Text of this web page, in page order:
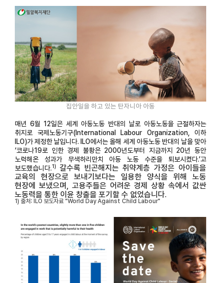
집안일을 하고 있는 탄자니아 아동
매년 6월 12일은 세계 아동노동 반대의 날로 아동노동을 근절하자는
취지로 국제노동기구(International Labour Organization, 이하
ILO)가 제정한 날입니다. ILO에서는 올해 세계 아동노동 반대의 날을 맞아
‘코로나19로 인한 경제 불황은 2000년도부터 지금까지 20년 동안
노력해온 성과가 무색하리만치 아동 노동 수준을 퇴보시켰다.’고
보도했습니다.1)
갈수록 빈곤해지는 취약계층 가정은 아이들을
교육의 현장으로 보내기보다는 일용한 양식을 위해 노동
현장에 보냈으며, 고용주들은 어려운 경제 상황 속에서 값싼
노동력을 통한 이윤 창출을 포기할 수 없었습니다.
1) 출처: ILO 보도자료 "World Day Against Child Labour"